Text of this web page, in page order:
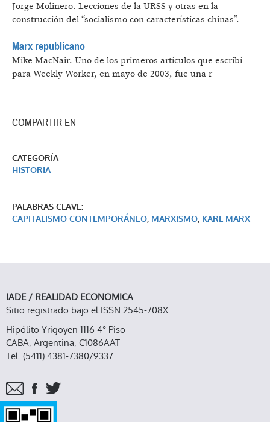
Jorge Molinero. Lecciones de la URSS y otras en la
construcción del “socialismo con características chinas”.
Marx republicano
Mike MacNair. Uno de los primeros artículos que escribí
para Weekly Worker, en mayo de 2003, fue una r
COMPARTIR EN
CATEGORÍA
HISTORIA
PALABRAS CLAVE:
CAPITALISMO CONTEMPORÁNEO, MARXISMO, KARL MARX
IADE / REALIDAD ECONOMICA
Sitio registrado bajo el ISSN 2545-708X
Hipólito Yrigoyen 1116 4° Piso
CABA, Argentina, C1086AAT
Tel. (5411) 4381-7380/9337